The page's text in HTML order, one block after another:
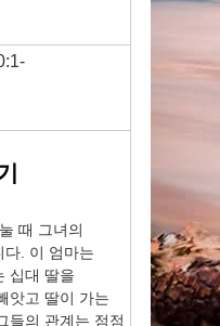
때 그녀의
다. 이 엄마는
십대 딸을
앗고 딸이 가는
들의 관계는 점점